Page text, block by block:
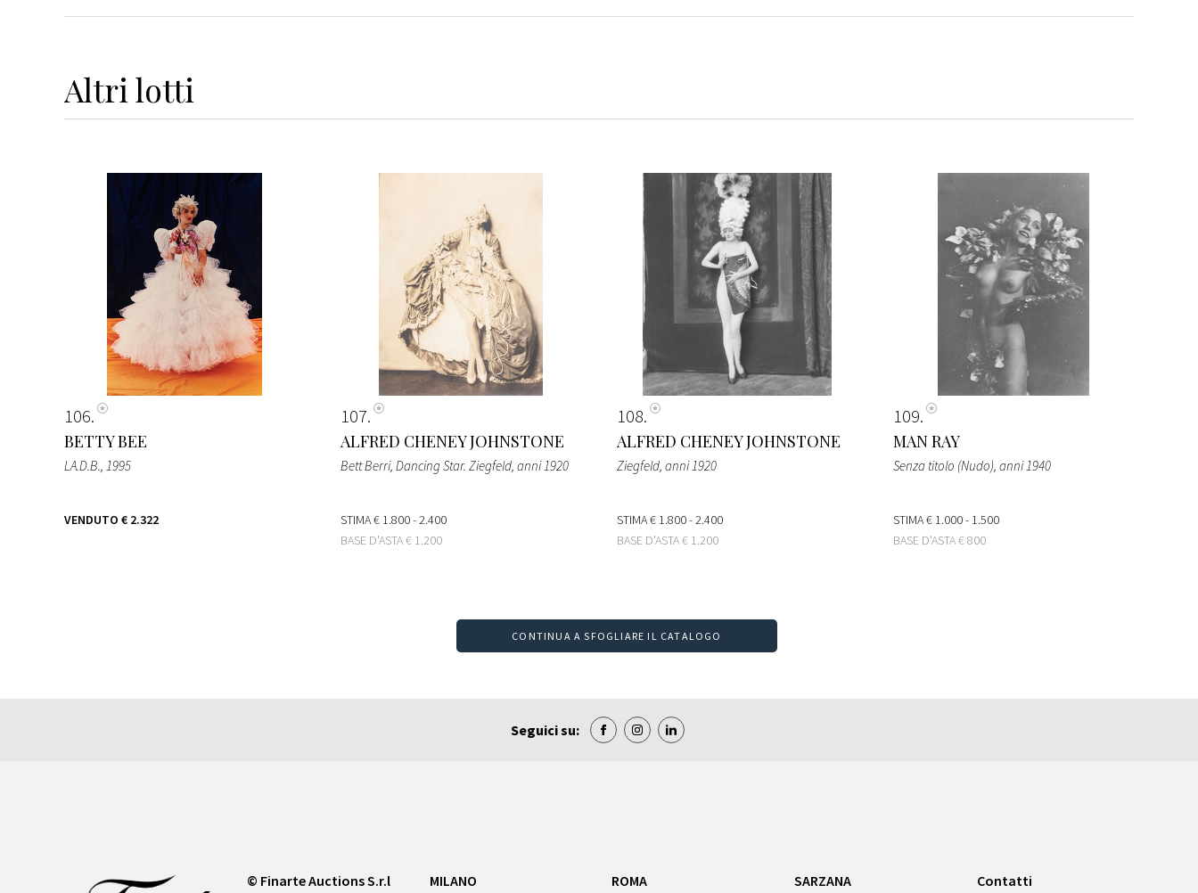
Altri lotti
106
BETTY BEE
LA.D.B., 1995
VENDUTO € 2.322
107
ALFRED CHENEY JOHNSTONE
Bett Berri, Dancing Star. Ziegfeld, anni 1920
STIMA€ 1.800 - 2.400
BASE D'ASTA€ 1.200
108
ALFRED CHENEY JOHNSTONE
Ziegfeld, anni 1920
STIMA€ 1.800 - 2.400
BASE D'ASTA€ 1.200
109
MAN RAY
Senza titolo (Nudo), anni 1940
STIMA€ 1.000 - 1.500
BASE D'ASTA€ 800
CONTINUA A SFOGLIARE IL CATALOGO
Seguici su:
© Finarte Auctions S.r.l MILANO ROMA SARZANA
Contatti